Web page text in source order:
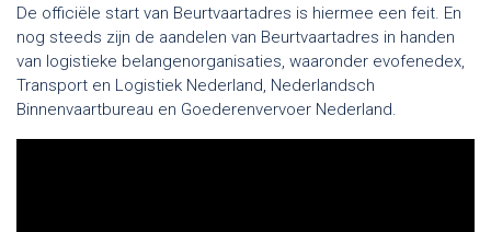
De officiële start van Beurtvaartadres is hiermee een feit. En
nog steeds zijn de aandelen van Beurtvaartadres in handen
van logistieke belangenorganisaties, waaronder evofenedex,
Transport en Logistiek Nederland, Nederlandsch
Binnenvaartbureau en Goederenvervoer Nederland.